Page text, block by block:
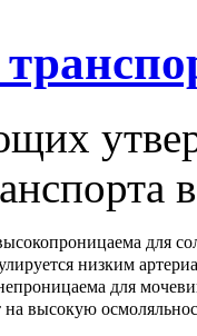
для
низким
для
на высокую